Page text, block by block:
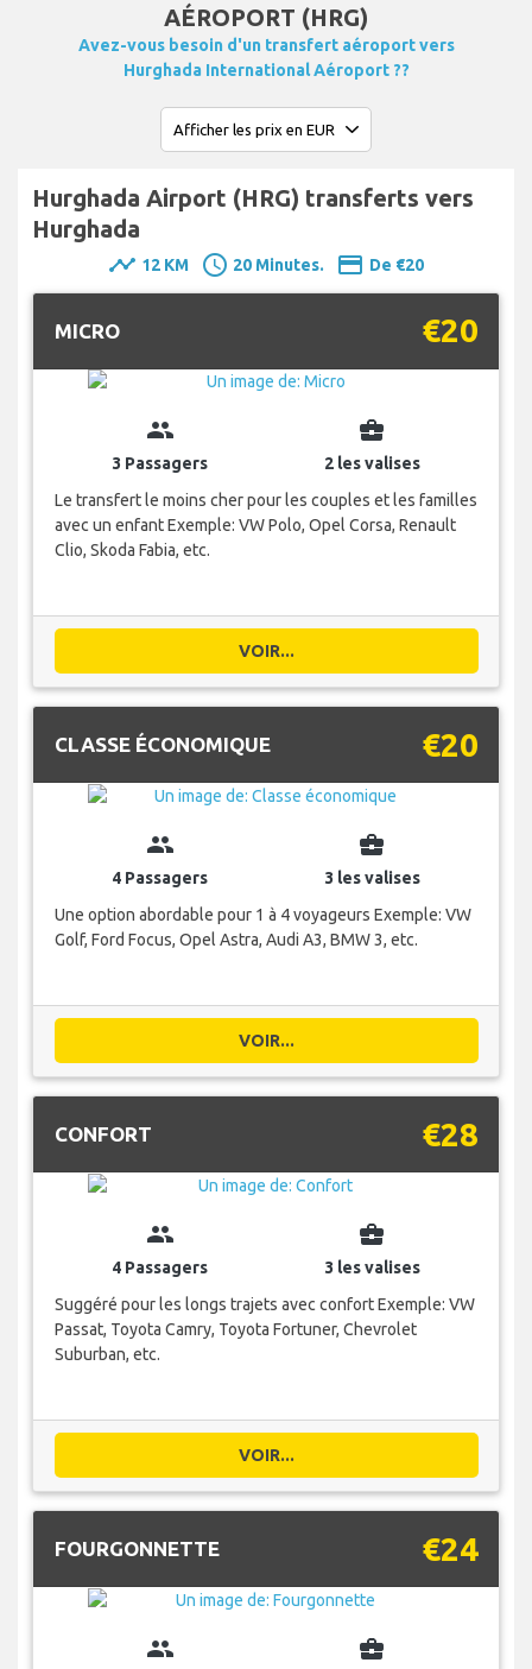
AÉROPORT (HRG)
Avez-vous besoin d'un transfert aéroport vers
Hurghada International Aéroport ??
Hurghada Airport (HRG) transferts vers
Hurghada
timeline 12 KM schedule 20 Minutes. payment De €20
MICRO €20
group
3 Passagers
business_center
2 les valises
Le transfert le moins cher pour les couples et les familles
avec un enfant Exemple: VW Polo, Opel Corsa, Renault
Clio, Skoda Fabia, etc.
VOIR...
CLASSE ÉCONOMIQUE €20
group
4 Passagers
business_center
3 les valises
Une option abordable pour 1 à 4 voyageurs Exemple: VW
Golf, Ford Focus, Opel Astra, Audi A3, BMW 3, etc.
VOIR...
CONFORT €28
group
4 Passagers
business_center
3 les valises
Suggéré pour les longs trajets avec confort Exemple: VW
Passat, Toyota Camry, Toyota Fortuner, Chevrolet
Suburban, etc.
VOIR...
FOURGONNETTE €24
group business_center